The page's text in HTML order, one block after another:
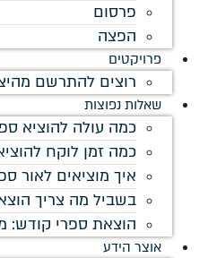
פרסום
הפצה
פרויקטים
רוצים להתרשם
שאלות נפוצות
כמה עולה להוציא
כמה זמן לוקח
איך מוציאים לאור
בשביל מה צריך
הוצאת ספרי קודש:
אוצר הידע